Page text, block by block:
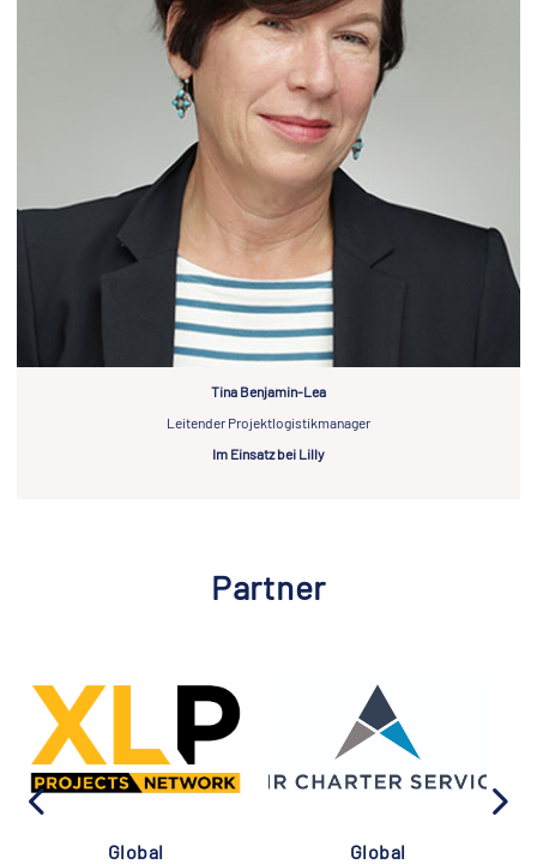
Tina Benjamin-Lea
Leitender Projektlogistikmanager
Im Einsatz bei Lilly
Partner
Global
Global